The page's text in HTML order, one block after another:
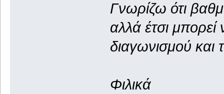
Γνωρίζω ότι
αλλά έτσι
διαγωνισμού και
Φιλικά